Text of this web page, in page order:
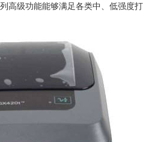
高级功能能够满足各类中、低强度打